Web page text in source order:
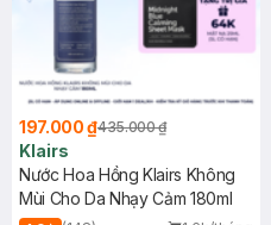
197.000 ₫435.000 ₫
Klairs
Nước Hoa Hồng Klairs Không
Mùi Cho Da Nhạy Cảm 180ml